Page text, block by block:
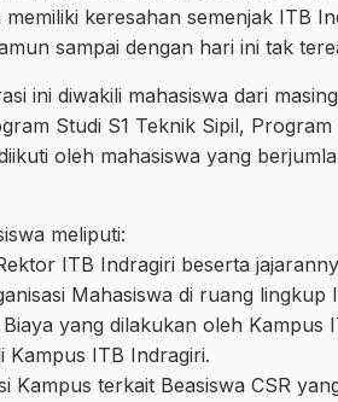
keresahan semenjak ITB
sampai dengan hari ini tak
ini diwakili mahasiswa dari
Studi S1 Teknik Sipil,
oleh mahasiswa yang
meliputi:
ITB Indragiri beserta
Mahasiswa di ruang lingkup
yang dilakukan oleh
Kampus ITB Indragiri.
Kampus terkait Beasiswa CSR